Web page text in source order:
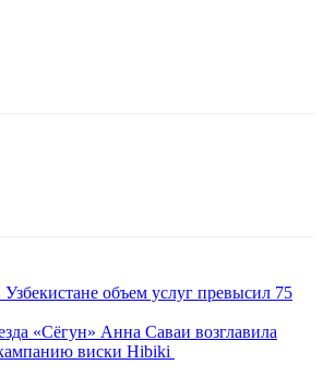
объем услуг превысил 75
«Сёгун» Анна Саваи возглавила
виски Hibiki